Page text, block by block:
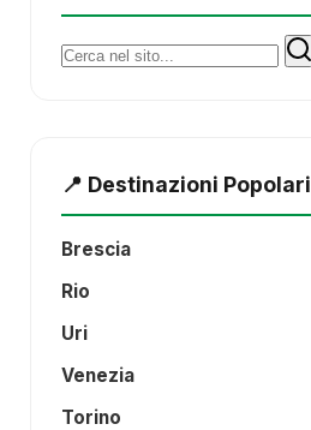
Cerca:
📍 Destinazioni Popolari
Brescia
Rio
Uri
Venezia
Torino